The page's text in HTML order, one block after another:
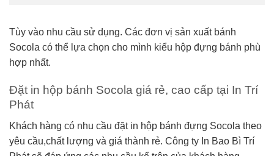
Tùy vào nhu cầu sử dụng. Các đơn vị sản xuất bánh
Socola có thể lựa chọn cho mình kiểu hộp đựng bánh phù
hợp nhất.
Đặt in hộp bánh Socola giá rẻ, cao cấp tại In Trí
Phát
Khách hàng có nhu cầu đặt in hộp bánh đựng Socola theo
yêu cầu,chất lượng và giá thành rẻ. Công ty In Bao Bì Trí